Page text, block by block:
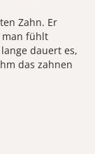
Zahn. Er
fühlt
dauert es,
das zahnen